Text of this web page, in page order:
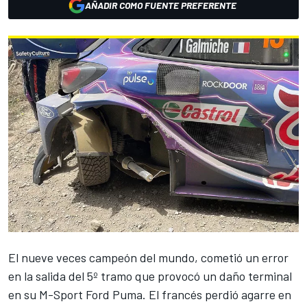
AÑADIR COMO FUENTE PREFERENTE
El nueve veces campeón del mundo, cometió un error
en la salida del 5º tramo que provocó un daño terminal
en su M-Sport Ford Puma. El francés perdió agarre en